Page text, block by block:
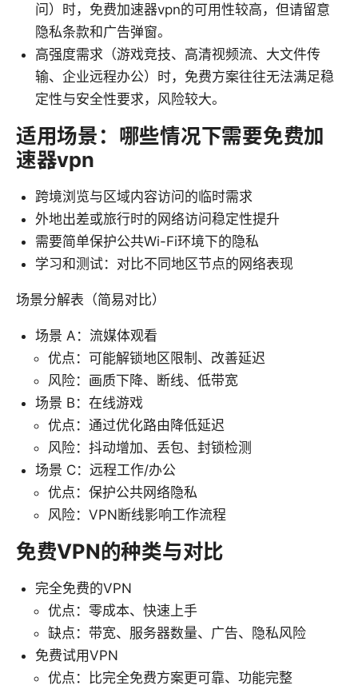
问）时，免费加速器vpn的可用性较高，但请留意
隐私条款和广告弹窗。
高强度需求（游戏竞技、高清视频流、大文件传
输、企业远程办公）时，免费方案往往无法满足稳
定性与安全性要求，风险较大。
适用场景：哪些情况下需要免费加
速器vpn
跨境浏览与区域内容访问的临时需求
外地出差或旅行时的网络访问稳定性提升
需要简单保护公共Wi-Fi环境下的隐私
学习和测试：对比不同地区节点的网络表现
场景分解表（简易对比）
场景 A：流媒体观看
优点：可能解锁地区限制、改善延迟
风险：画质下降、断线、低带宽
场景 B：在线游戏
优点：通过优化路由降低延迟
风险：抖动增加、丢包、封锁检测
场景 C：远程工作/办公
优点：保护公共网络隐私
风险：VPN断线影响工作流程
免费VPN的种类与对比
完全免费的VPN
优点：零成本、快速上手
缺点：带宽、服务器数量、广告、隐私风险
免费试用VPN
优点：比完全免费方案更可靠、功能完整